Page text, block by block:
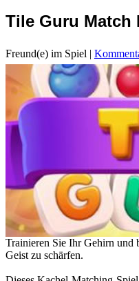
Tile Guru Match
Freund(e) im Spiel |
Trainieren Sie Ihr Gehirn und
Geist zu schärfen.